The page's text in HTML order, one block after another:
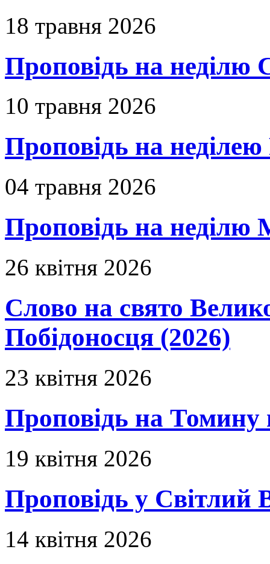
18 травня 2026
Проповідь на неділю
10 травня 2026
Проповідь на неділею
04 травня 2026
Проповідь на неділю
26 квітня 2026
Слово на свято
Побідоносця (2026)
23 квітня 2026
Проповідь на Томину
19 квітня 2026
Проповідь у Світлий
14 квітня 2026